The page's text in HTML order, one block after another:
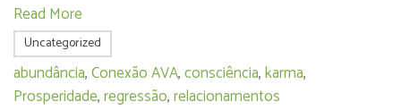
Read More
Uncategorized
abundância,Conexão AVA,consciência,karma,
Prosperidade,regressão,relacionamentos